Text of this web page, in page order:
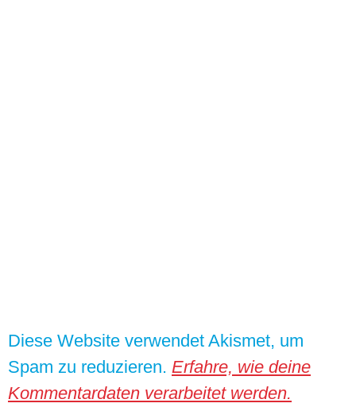
Diese Website verwendet Akismet, um
Spam zu reduzieren. Erfahre, wie deine
Kommentardaten verarbeitet werden.